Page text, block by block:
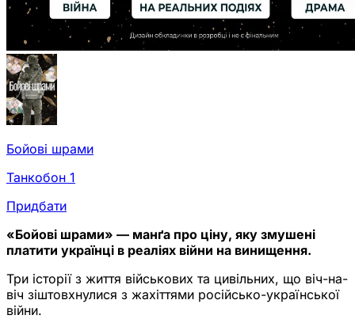
Бойові шрами
Танкобон 1
Придбати
«Бойові шрами» — манґа про ціну, яку змушені
платити українці в реаліях війни на винищення.
Три історії з життя військових та цивільних, що віч-на-
віч зіштовхнулися з жахіттями російсько-української
війни.